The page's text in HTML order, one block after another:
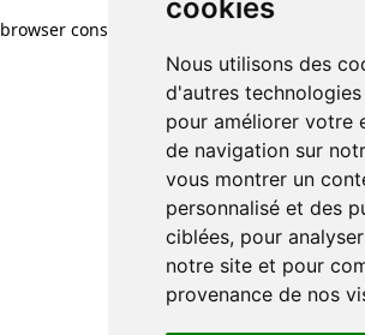
cookies
Nous utilisons des
d'autres
pour améliorer votre
de navigation sur
vous montrer un
personnalisé et des
ciblées, pour
notre site et pour
provenance de nos
browser console for more information)